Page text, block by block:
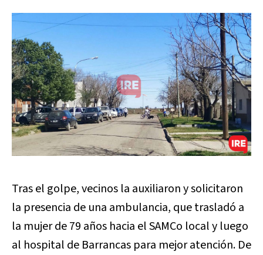
Tras el golpe, vecinos la auxiliaron y solicitaron
la presencia de una ambulancia, que trasladó a
la mujer de 79 años hacia el SAMCo local y luego
al hospital de Barrancas para mejor atención. De